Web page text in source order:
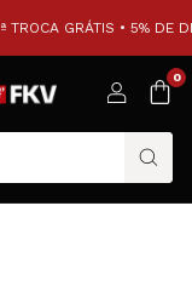
GRÁTIS • 5% DE
0